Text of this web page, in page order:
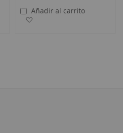
Añadir al carrito